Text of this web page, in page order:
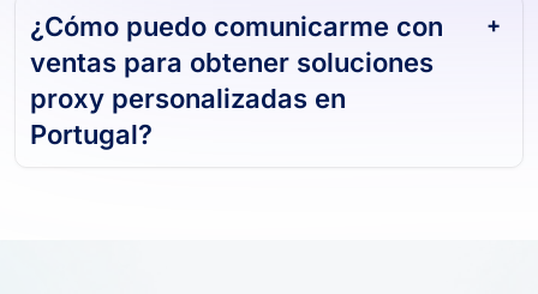
¿Cómo puedo comunicarme con
ventas para obtener soluciones
proxy personalizadas en